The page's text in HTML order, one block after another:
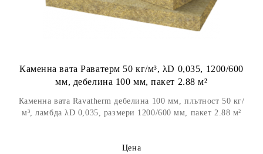
Каменна вата Раватерм 50 кг/м³, λD 0,035, 1200/600
мм, дебелина 100 мм, пакет 2.88 м²
Каменна вата Ravatherm дебелина 100 мм, плътност 50 кг/
м³, ламбда λD 0,035, размери 1200/600 мм, пакет 2.88 м²
Цена